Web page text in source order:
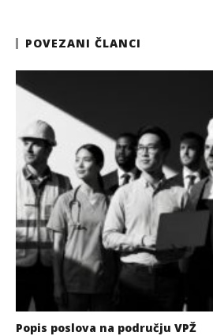
POVEZANI ČLANCI
Popis poslova na području VPŽ